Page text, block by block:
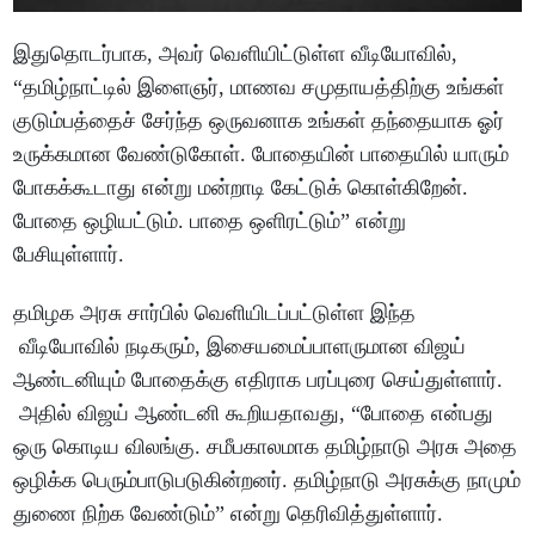
இதுதொடர்பாக, அவர் வெளியிட்டுள்ள வீடியோவில்,
“தமிழ்நாட்டில் இளைஞர், மாணவ சமுதாயத்திற்கு உங்கள்
குடும்பத்தைச் சேர்ந்த ஒருவனாக உங்கள் தந்தையாக ஓர்
உருக்கமான வேண்டுகோள். போதையின் பாதையில் யாரும்
போகக்கூடாது என்று மன்றாடி கேட்டுக் கொள்கிறேன்.
போதை ஒழியட்டும். பாதை ஒளிரட்டும்” என்று
பேசியுள்ளார்.
தமிழக அரசு சார்பில் வெளியிடப்பட்டுள்ள இந்த
வீடியோவில் நடிகரும், இசையமைப்பாளருமான விஜய்
ஆண்டனியும் போதைக்கு எதிராக பரப்புரை செய்துள்ளார்.
அதில் விஜய் ஆண்டனி கூறியதாவது, “போதை என்பது
ஒரு கொடிய விலங்கு. சமீபகாலமாக தமிழ்நாடு அரசு அதை
ஒழிக்க பெரும்பாடுபடுகின்றனர். தமிழ்நாடு அரசுக்கு நாமும்
துணை நிற்க வேண்டும்” என்று தெரிவித்துள்ளார்.